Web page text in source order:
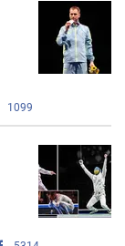
1099